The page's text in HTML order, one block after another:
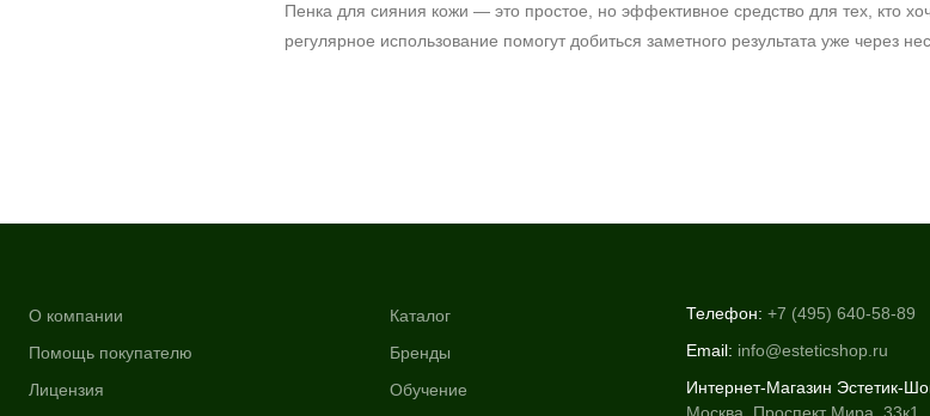
Пенка для сияния кожи — это простое, но эффективное средство для тех, кто
регулярное использование помогут добиться заметного результата уже через
О компании
Помощь покупателю
Лицензия
Каталог
Бренды
Обучение
Телефон: +7 (495) 640-58-89
Email: info@esteticshop.ru
Интернет-Магазин Эстетик-